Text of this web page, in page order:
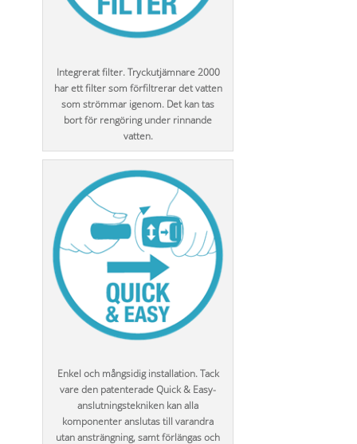
Integrerat filter. Tryckutjämnare 2000
har ett filter som förfiltrerar det vatten
som strömmar igenom. Det kan tas
bort för rengöring under rinnande
vatten.
Enkel och mångsidig installation. Tack
vare den patenterade Quick & Easy-
anslutningstekniken kan alla
komponenter anslutas till varandra
utan ansträngning, samt förlängas och